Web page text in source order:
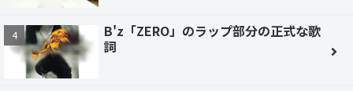
B'z「ZERO」のラップ部分の正式な歌
詞